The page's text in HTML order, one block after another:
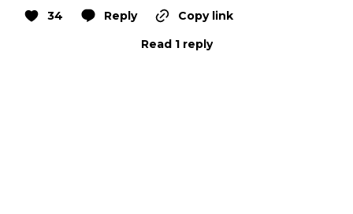
34 Reply
Copy link
Read 1 reply